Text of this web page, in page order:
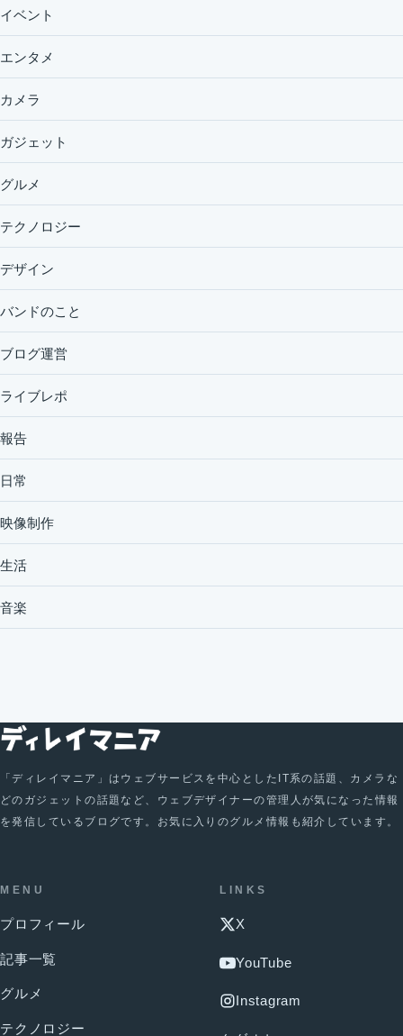
イベント
エンタメ
カメラ
ガジェット
グルメ
テクノロジー
デザイン
バンドのこと
ブログ運営
ライブレポ
報告
日常
映像制作
生活
音楽
「ディレイマニア」はウェブサービスを中心としたIT系の話題、カメラな
どのガジェットの話題など、ウェブデザイナーの管理人が気になった情報
を発信しているブログです。お気に入りのグルメ情報も紹介しています。
MENU
プロフィール
記事一覧
グルメ
テクノロジー
LINKS
X
YouTube
Instagram